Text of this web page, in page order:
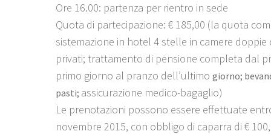
Ore 16.00: partenza per rientro in sede
Quota di partecipazione: € 185,00 (la quota
sistemazione in hotel 4 stelle in camere doppie
privati; trattamento di pensione completa dal
primo giorno al pranzo dell’ultimo giorno;
pasti; assicurazione medico-bagaglio)
Le prenotazioni possono essere effettuate
novembre 2015, con obbligo di caparra di €